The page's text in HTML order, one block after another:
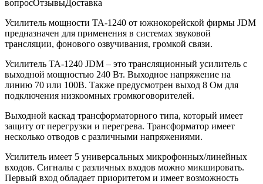
вопросОтзывыДоставка
Усилитель мощности TA-1240 от южнокорейской фирмы JDM
предназначен для применения в системах звуковой
трансляции, фонового озвучивания, громкой связи.
Усилитель TA-1240 JDM – это трансляционный усилитель с
выходной мощностью 240 Вт. Выходное напряжение на
линию 70 или 100В. Также предусмотрен выход 8 Ом для
подключения низкоомных громкоговорителей.
Выходной каскад трансформаторного типа, который имеет
защиту от перегрузки и перегрева. Трансформатор имеет
несколько отводов с различными напряжениями.
Усилитель имеет 5 универсальных микрофонных/линейных
входов. Сигналы с различных входов можно микшировать.
Первый вход обладает приоритетом и имеет возможность